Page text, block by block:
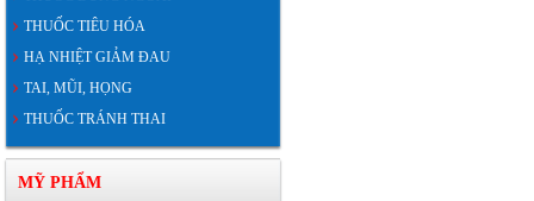
THUỐC TIÊU HÓA
HẠ NHIỆT GIẢM ĐAU
TAI, MŨI, HỌNG
THUỐC TRÁNH THAI
MỸ PHẨM